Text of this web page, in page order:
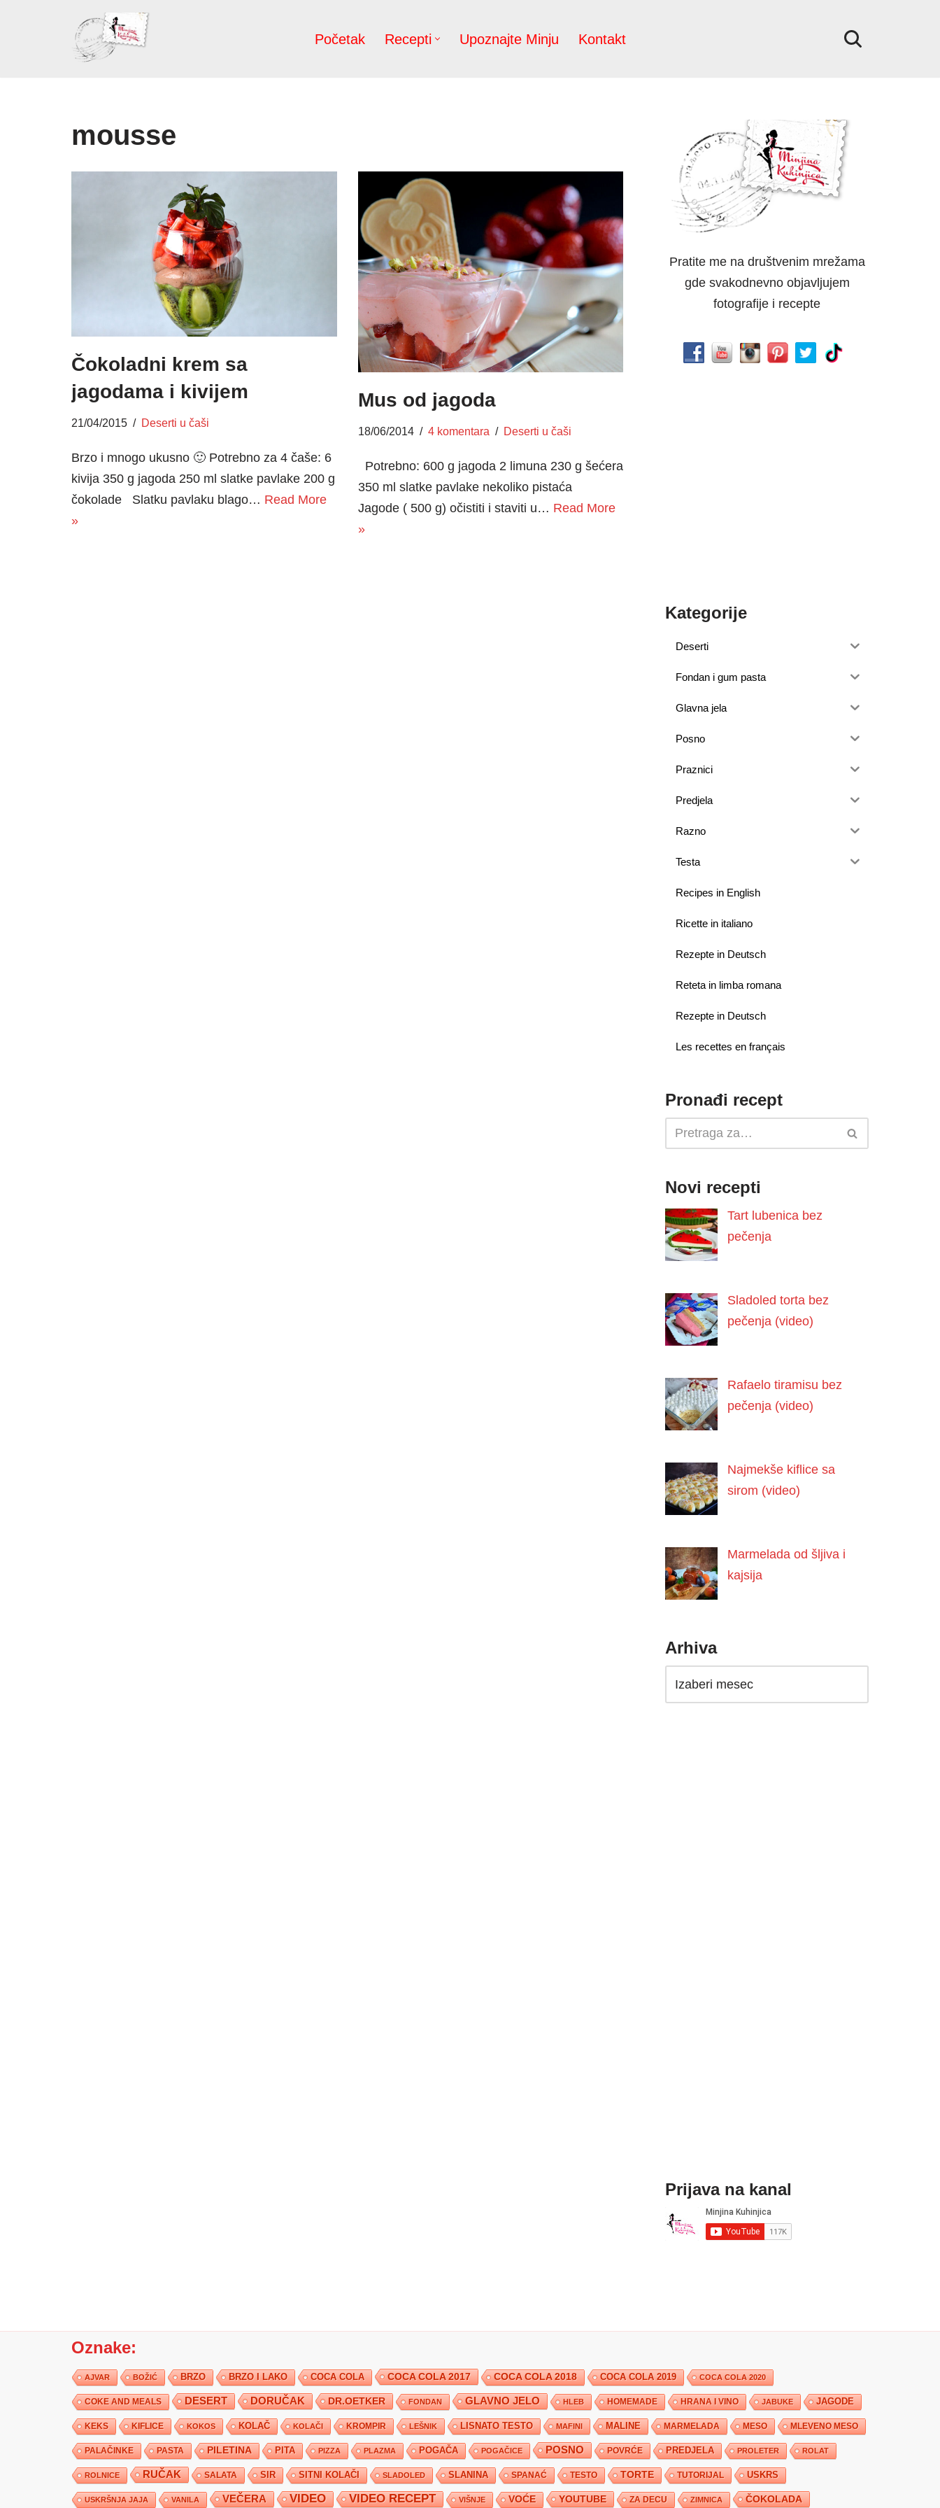
Početak Recepti Upoznajte Minju Kontakt
mousse
Čokoladni krem sa
jagodama i kivijem
21/04/2015 Deserti u čaši
Brzo i mnogo ukusno 🙂 Potrebno za 4 čaše: 6
kivija 350 g jagoda 250 ml slatke pavlake 200 g
čokolade Slatku pavlaku blago… Read More
»
Mus od jagoda
18/06/2014 4 komentara Deserti u čaši
Potrebno: 600 g jagoda 2 limuna 230 g šećera
350 ml slatke pavlake nekoliko pistaća
Jagode ( 500 g) očistiti i staviti u… Read More
»
Pratite me na društvenim mrežama
gde svakodnevno objavljujem
fotografije i recepte
Kategorije
Deserti
Fondan i gum pasta
Glavna jela
Posno
Praznici
Predjela
Razno
Testa
Recipes in English
Ricette in italiano
Rezepte in Deutsch
Reteta in limba romana
Rezepte in Deutsch
Les recettes en français
Pronađi recept
Novi recepti
Tart lubenica bez
pečenja
Sladoled torta bez
pečenja (video)
Rafaelo tiramisu bez
pečenja (video)
Najmekše kiflice sa
sirom (video)
Marmelada od šljiva i
kajsija
Arhiva
Prijava na kanal
Oznake:
AJVAR BOŽIĆ BRZO BRZO I LAKO COCA COLA COCA COLA 2017 COCA COLA 2018 COCA COLA 2019 COCA COLA 2020
COKE AND MEALS DESERT DORUČAK DR.OETKER FONDAN GLAVNO JELO HLEB HOMEMADE HRANA I VINO JABUKE JAGODE
KEKS KIFLICE KOKOS KOLAČ KOLAČI KROMPIR LEŠNIK LISNATO TESTO MAFINI MALINE MARMELADA MESO MLEVENO MESO
PALAČINKE PASTA PILETINA PITA PIZZA PLAZMA POGAČA POGAČICE POSNO POVRĆE PREDJELA PROLETER ROLAT
ROLNICE RUČAK SALATA SIR SITNI KOLAČI SLADOLED SLANINA SPANAĆ TESTO TORTE TUTORIJAL USKRS
USKRŠNJA JAJA VANILA VEČERA VIDEO VIDEO RECEPT VIŠNJE VOĆE YOUTUBE ZA DECU ZIMNICA ČOKOLADA